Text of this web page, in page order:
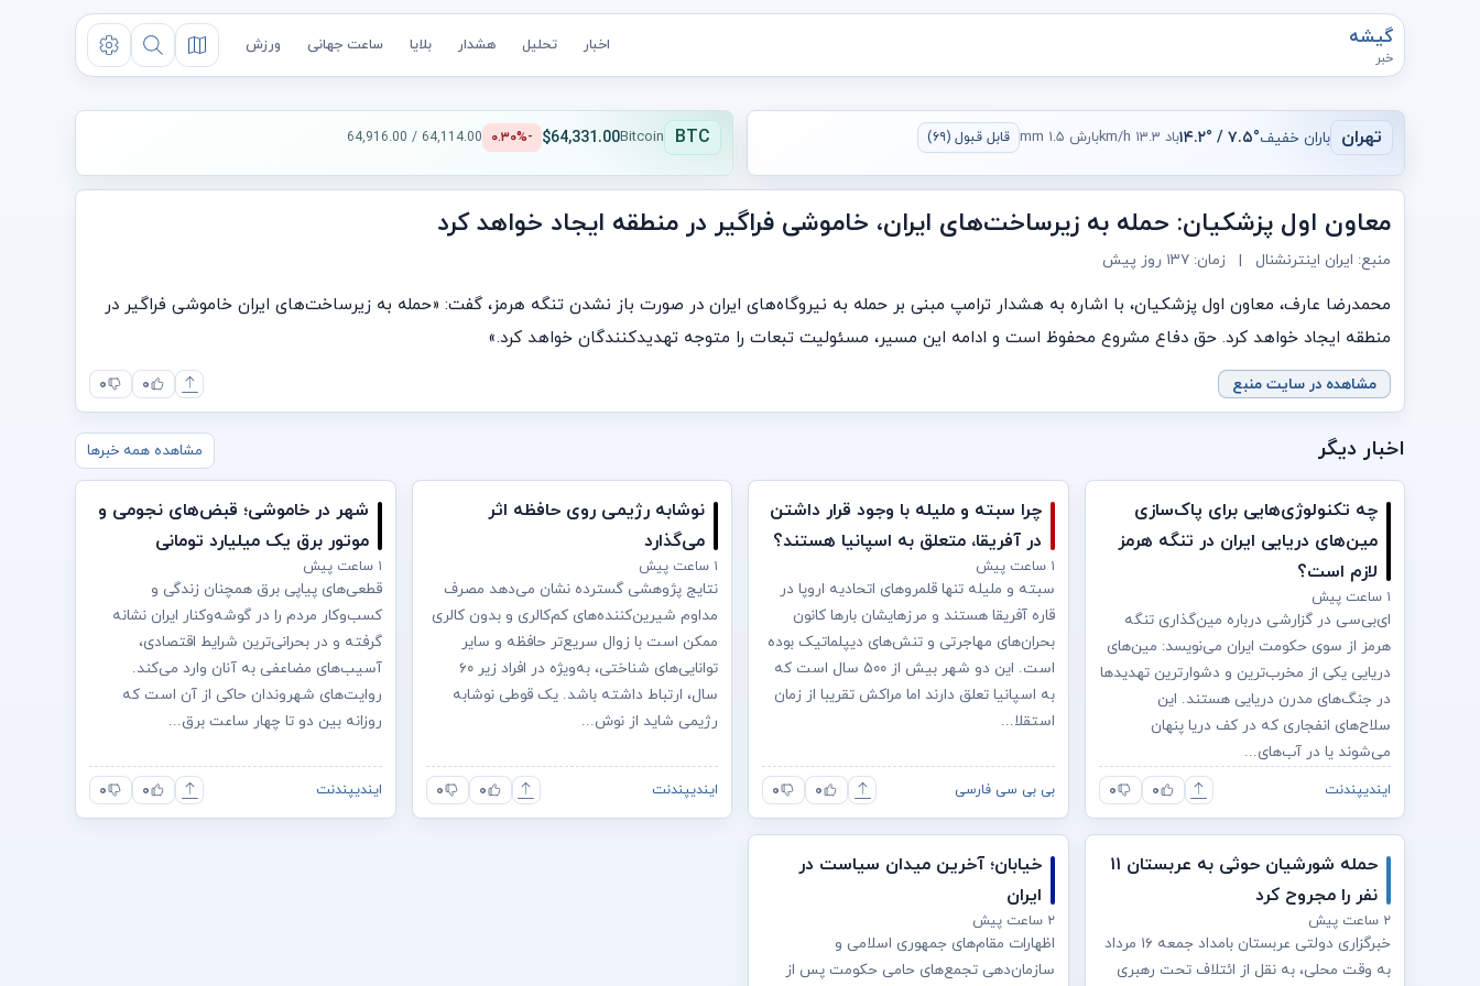
گیشه
خبر
اخبار تحلیل هشدار بلایا ساعت جهانی ورزش
تهران باران خفیف۷.۵° / ۱۴.۲° باد ۱۳.۳ km/h بارش ۱.۵ mm قابل قبول (۶۹) BTC
Bitcoin
$64,331.00 -۰.۳۰% 64,114.00 / 64,916.00
معاون اول پزشکیان: حمله به زیرساخت‌های ایران، خاموشی فراگیر در منطقه ایجاد خواهد کرد
منبع: ایران اینترنشنال | زمان: ۱۳۷ روز پیش
محمدرضا عارف، معاون اول پزشکیان، با اشاره به هشدار ترامپ مبنی بر حمله به نیروگاه‌های ایران در صورت باز نشدن تنگه هرمز، گفت: «حمله به زیرساخت‌های ایران خاموشی فراگیر در
منطقه ایجاد خواهد کرد. حق دفاع مشروع محفوظ است و ادامه این مسیر، مسئولیت تبعات را متوجه تهدیدکنندگان خواهد کرد.»
مشاهده در سایت منبع ۰ ۰
اخبار دیگر مشاهده همه خبرها
چه تکنولوژی‌هایی برای پاک‌سازی
مین‌های دریایی ایران در تنگه هرمز
لازم است؟
۱ ساعت پیش
ای‌بی‌سی در گزارشی درباره مین‌گذاری تنگه
هرمز از سوی حکومت ایران می‌نویسد: مین‌های
دریایی یکی از مخرب‌ترین و دشوارترین تهدیدها
در جنگ‌های مدرن دریایی هستند. این
سلاح‌های انفجاری که در کف دریا پنهان
می‌شوند یا در آب‌های...
ایندیپندنت ۰ ۰
چرا سبته و ملیله با وجود قرار داشتن
در آفریقا، متعلق به اسپانیا هستند؟
۱ ساعت پیش
سبته و ملیله تنها قلمروهای اتحادیه اروپا در
قاره آفریقا هستند و مرزهایشان بارها کانون
بحران‌های مهاجرتی و تنش‌های دیپلماتیک بوده
است. این دو شهر بیش از ۵۰۰ سال است که
به اسپانیا تعلق دارند اما مراکش تقریبا از زمان
استقلا...
بی بی سی فارسی ۰ ۰
نوشابه رژیمی روی حافظه اثر
می‌گذارد
۱ ساعت پیش
نتایج پژوهشی گسترده نشان می‌دهد مصرف
مداوم شیرین‌کننده‌های کم‌کالری و بدون کالری
ممکن است با زوال سریع‌تر حافظه و سایر
توانایی‌های شناختی، به‌ویژه در افراد زیر ۶۰
سال، ارتباط داشته باشد. یک قوطی نوشابه
رژیمی شاید از نوش...
ایندیپندنت ۰ ۰
شهر در خاموشی؛ قبض‌های نجومی و
موتور برق یک میلیارد تومانی
۱ ساعت پیش
قطعی‌های پیاپی برق همچنان زندگی و
کسب‌وکار مردم را در گوشه‌وکنار ایران نشانه
گرفته و در بحرانی‌ترین شرایط اقتصادی،
آسیب‌های مضاعفی به آنان وارد می‌کند.
روایت‌های شهروندان حاکی از آن است که
روزانه بین دو تا چهار ساعت برق...
ایندیپندنت ۰ ۰
حمله شورشیان حوثی به عربستان ۱۱
نفر را مجروح کرد
۲ ساعت پیش
خبرگزاری دولتی عربستان بامداد جمعه ۱۶ مرداد
به وقت محلی، به نقل از ائتلاف تحت رهبری
خیابان؛ آخرین میدان سیاست در
ایران
۲ ساعت پیش
اظهارات مقام‌های جمهوری اسلامی و
سازمان‌دهی تجمع‌های حامی حکومت پس از